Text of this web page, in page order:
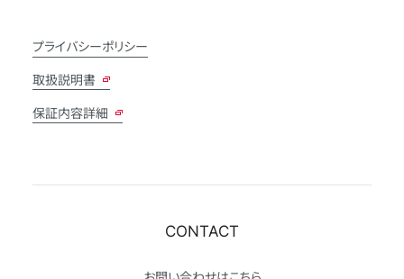
プライバシーポリシー
取扱説明書
保証内容詳細
CONTACT